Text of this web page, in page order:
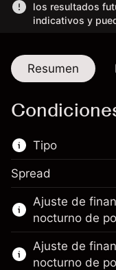
los resultados
indicativos y
Resumen
Tipo
Este mercado
hacer trading
Obtén más
CFD
Spread
Ajuste de
nocturno de
Ajuste de
nocturno de